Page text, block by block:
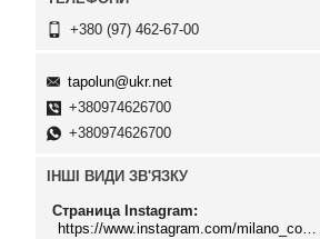
+380 (97) 462-67-00
tapolun@ukr.net
+380974626700
+380974626700
ІНШІ ВИДИ ЗВ'ЯЗКУ
Страница Instagram
https://www.instagram.com/milano_cosmo/